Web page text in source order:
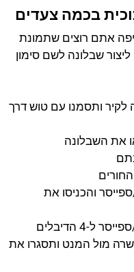
בכמה צעדים
אתם רוצים שתמונת
שבלונה לשם סימון
ותסמנו עם טוש דרך
את השבלונה
והכניסו את
4 הדיבלים
מול המנט ותסגרו את